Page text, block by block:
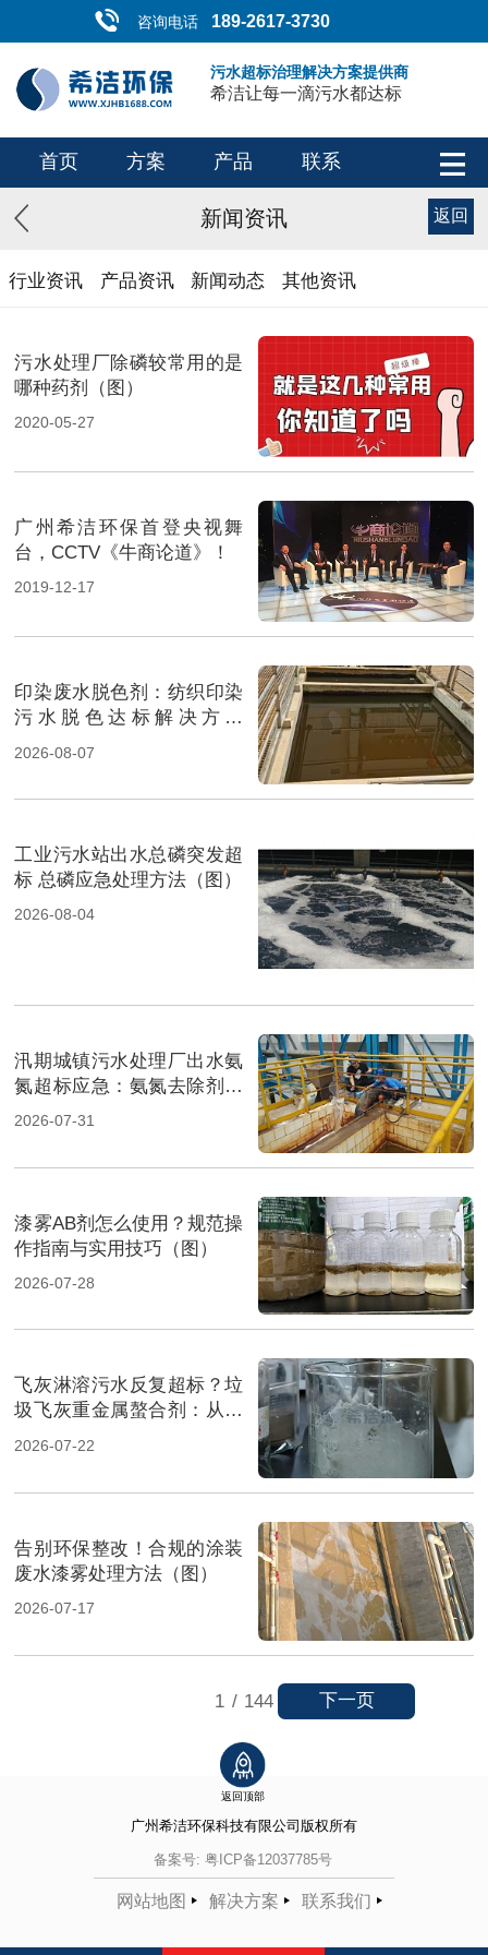
咨询电话 189-2617-3730
污水超标治理解决方案提供商
希洁让每一滴污水都达标
首页 方案 产品 联系
新闻资讯 返回
行业资讯 产品资讯 新闻动态 其他资讯
污水处理厂除磷较常用的是
哪种药剂（图）
2020-05-27
广州希洁环保首登央视舞
台，CCTV《牛商论道》！
2019-12-17
印染废水脱色剂：纺织印染
污水脱色达标解决方案
（图）
2026-08-07
工业污水站出水总磷突发超
标 总磷应急处理方法（图）
2026-08-04
汛期城镇污水处理厂出水氨
氮超标应急：氨氮去除剂投
加方法及实操指南（图）
2026-07-31
漆雾AB剂怎么使用？规范操
作指南与实用技巧（图）
2026-07-28
飞灰淋溶污水反复超标？垃
圾飞灰重金属螯合剂：从源
头实现固液双达标（图）
2026-07-22
告别环保整改！合规的涂装
废水漆雾处理方法（图）
2026-07-17
1 / 144 下一页
返回顶部
广州希洁环保科技有限公司 版权所有
备案号: 粤ICP备12037785号
网站地图 解决方案 联系我们